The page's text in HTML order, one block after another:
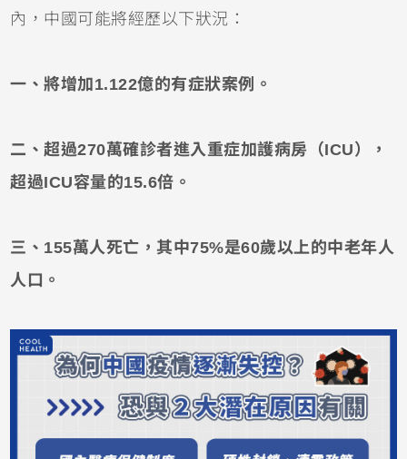
內，中國可能將經歷以下狀況：
一、將增加1.122億的有症狀案例。
二、超過270萬確診者進入重症加護病房（ICU），
超過ICU容量的15.6倍。
三、155萬人死亡，其中75%是60歲以上的中老年人
人口。